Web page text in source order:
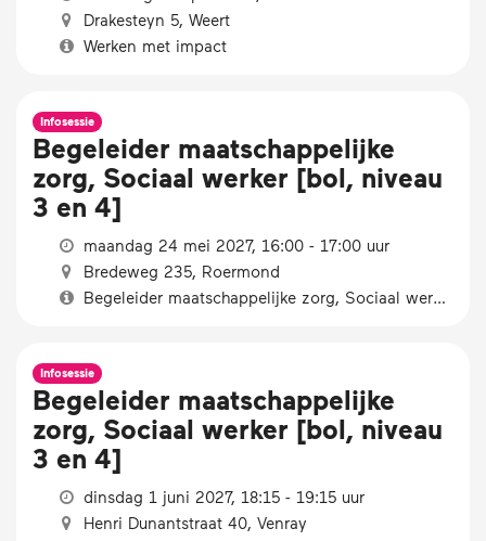
Drakesteyn 5, Weert
Werken met impact
Infosessie
Begeleider maatschappelijke
zorg, Sociaal werker [bol, niveau
3 en 4]
maandag 24 mei 2027, 16:00 - 17:00 uur
Bredeweg 235, Roermond
Begeleider maatschappelijke zorg, Sociaal werker [bol, niveau 3 en 4]
Infosessie
Begeleider maatschappelijke
zorg, Sociaal werker [bol, niveau
3 en 4]
dinsdag 1 juni 2027, 18:15 - 19:15 uur
Henri Dunantstraat 40, Venray